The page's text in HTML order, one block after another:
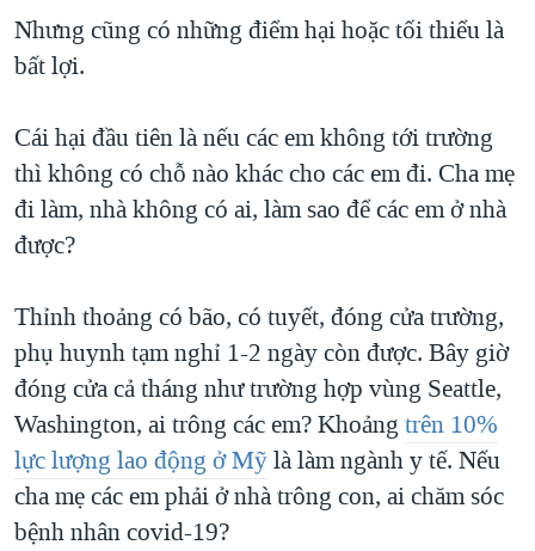
Nhưng cũng có những điểm hại hoặc tối thiểu là
bất lợi.
Cái hại đầu tiên là nếu các em không tới trường
thì không có chỗ nào khác cho các em đi. Cha mẹ
đi làm, nhà không có ai, làm sao để các em ở nhà
được?
Thỉnh thoảng có bão, có tuyết, đóng cửa trường,
phụ huynh tạm nghỉ 1-2 ngày còn được. Bây giờ
đóng cửa cả tháng như trường hợp vùng Seattle,
Washington, ai trông các em? Khoảng trên 10%
lực lượng lao động ở Mỹlà làm ngành y tế. Nếu
cha mẹ các em phải ở nhà trông con, ai chăm sóc
bệnh nhân covid-19?